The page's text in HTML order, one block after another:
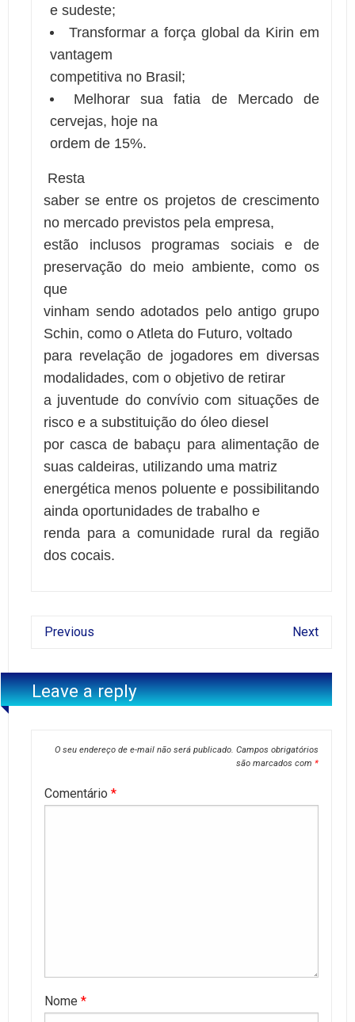
e sudeste;
Transformar a força global da Kirin em
vantagem
competitiva no Brasil;
Melhorar sua fatia de Mercado de
cervejas, hoje na
ordem de 15%.
Resta
saber se entre os projetos de crescimento
no mercado previstos pela empresa,
estão inclusos programas sociais e de
preservação do meio ambiente, como os
que
vinham sendo adotados pelo antigo grupo
Schin, como o Atleta do Futuro, voltado
para revelação de jogadores em diversas
modalidades, com o objetivo de retirar
a juventude do convívio com situações de
risco e a substituição do óleo diesel
por casca de babaçu para alimentação de
suas caldeiras, utilizando uma matriz
energética menos poluente e possibilitando
ainda oportunidades de trabalho e
renda para a comunidade rural da região
dos cocais.
Previous Next
Leave a reply
O seu endereço de e-mail não será publicado. Campos obrigatórios
são marcados com *
Comentário *
Nome *